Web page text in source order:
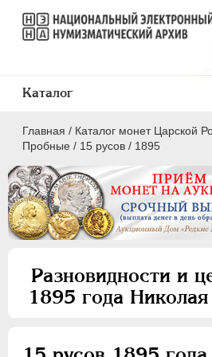
Главная / Каталог монет Царской
Пробные / 15 русов / 1895
Разновидности и
1895 года
Каталог
ПEТР I 1699 - 1725
ПЕТР II 1727-1729
АННА ИОАННОВНА 1730-